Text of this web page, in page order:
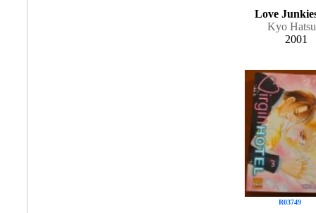
Love
Kyo
2001
R03749